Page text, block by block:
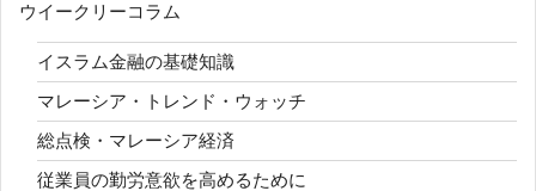
ウイークリーコラム
イスラム金融の基礎知識
マレーシア・トレンド・ウォッチ
総点検・マレーシア経済
従業員の勤労意欲を高めるために